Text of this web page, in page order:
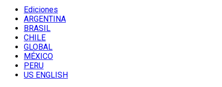
Ediciones
ARGENTINA
BRASIL
CHILE
GLOBAL
MÉXICO
PERU
US ENGLISH